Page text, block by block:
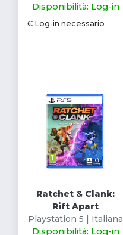
Disponibilità: Log-in
€ Log-in necessario
Ratchet & Clank:
Rift Apart
Playstation 5 | Italiana
Disponibilità: Log-in